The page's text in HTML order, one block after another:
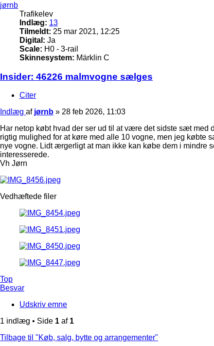
jørnb
Trafikelev
Indlæg: 13
Tilmeldt: 25 mar 2021, 12:25
Digital: Ja
Scale: H0 - 3-rail
Skinnesystem: Märklin C
Insider: 46226 malmvogne sælges
Citer
Indlæg af jørnb » 28 feb 2026, 11:03
Har netop købt hvad der ser ud til at være det sidste sæt med
rigtig mulighed for at køre med alle 10 vogne, men jeg
nye vogne. Lidt ærgerligt at man ikke kan købe dem i mindre
interesserede.
Vh Jørn
Vedhæftede filer
Top
Besvar
Udskriv emne
1 indlæg • Side 1 af 1
Tilbage til "Køb, salg, bytte og arrangementer"